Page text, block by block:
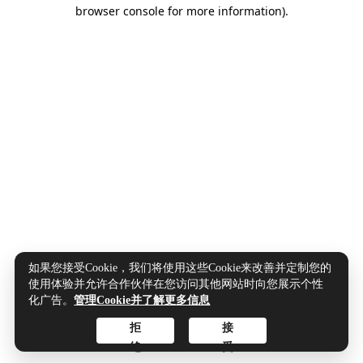
browser console for more information).
如果您接受Cookie，我们将使用这些Cookie来改善并定制您的
使用体验并允许合作伙伴在您访问其他网站时向您展示个性
化广告。管理Cookie并了解更多信息
接
受
拒
绝